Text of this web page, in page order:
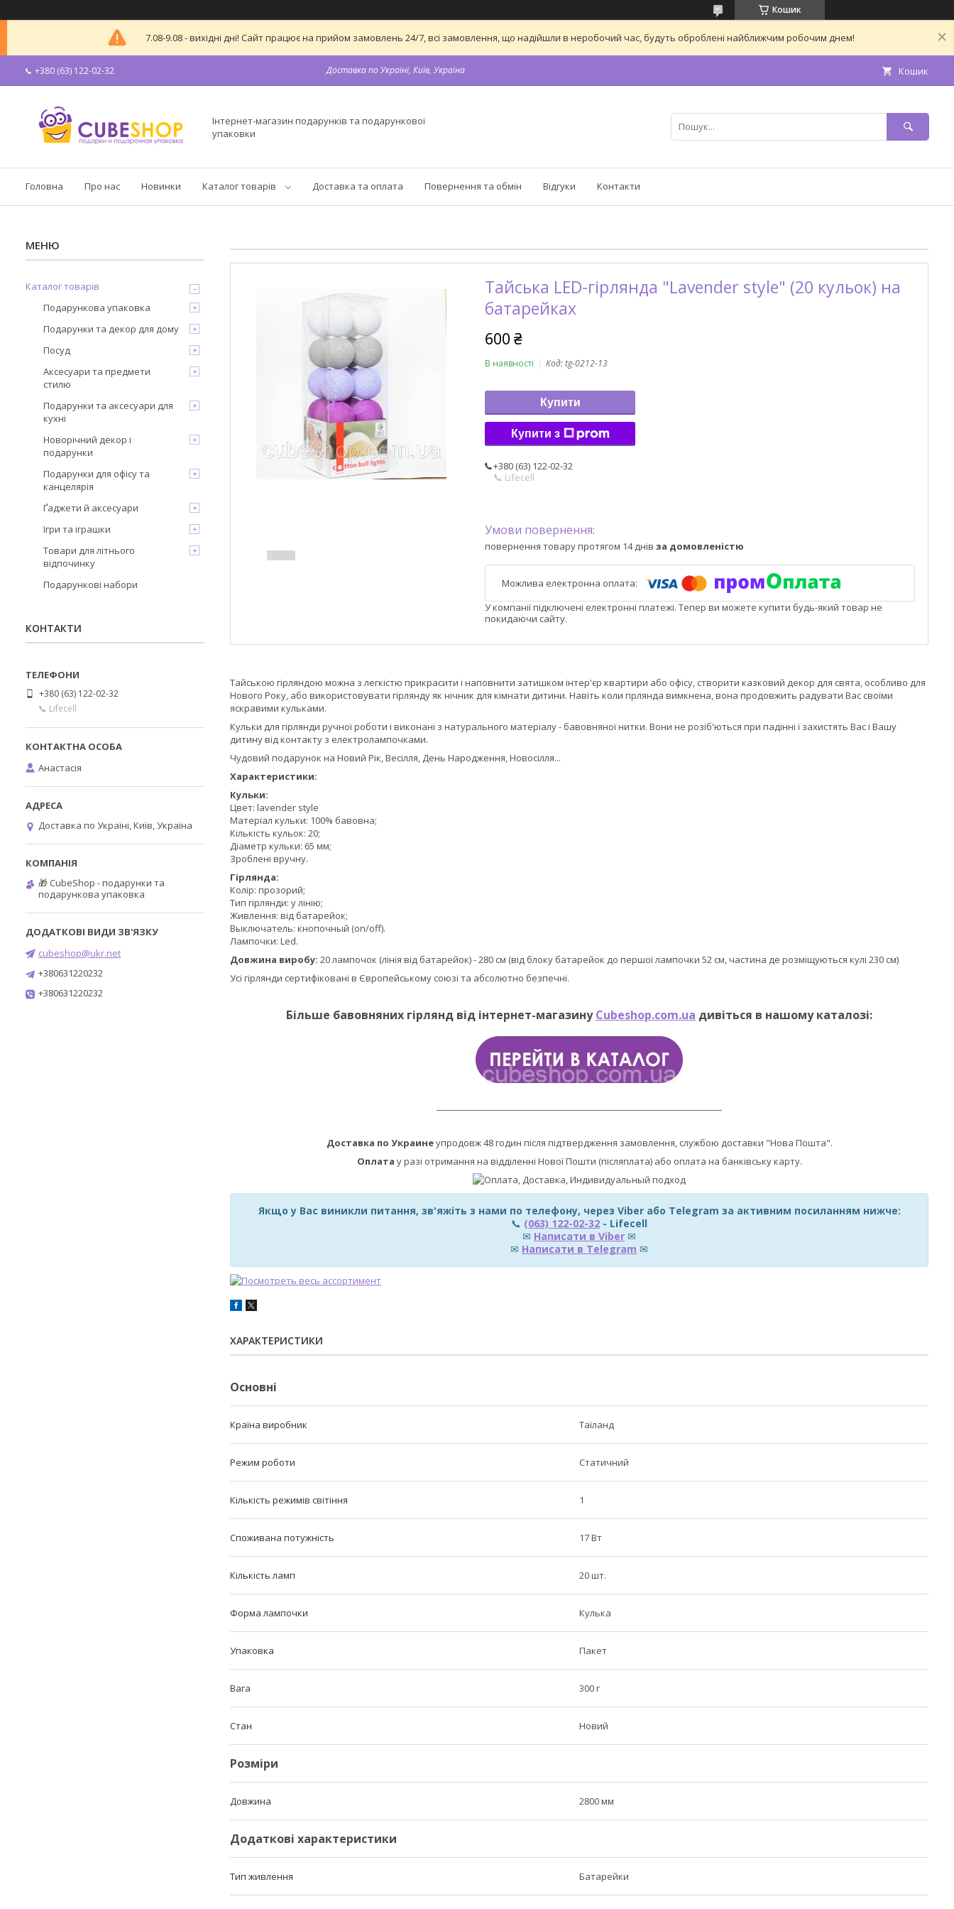
Кошик
7.08-9.08 - вихідні дні! Сайт працює на прийом замовлень 24/7, всі замовлення, що надійшли в неробочий час, будуть оброблені найближчим робочим днем!
+380 (63) 122-02-32 Доставка по Україні, Київ, Україна Кошик
Інтернет-магазин подарунків та подарункової
упаковки
Головна Про нас Новинки Каталог товарів Доставка та оплата Повернення та обмін Відгуки Контакти
Тайська LED-гірлянда "Lavender style" (20 кульок) на
батарейках
600 ₴
В наявності Код:tg-0212-13
Купити
Купити з
+380 (63) 122-02-32
📞 Lifecell
повернення товару протягом 14 днів за домовленістю
У компанії підключені електронні платежі. Тепер ви можете купити будь-який товар не
покидаючи сайту.
Тайською гірляндою можна з легкістю прикрасити і наповнити затишком інтер'єр квартири або офісу, створити казковий декор для свята, особливо для
Нового Року, або використовувати гірлянду як нічник для кімнати дитини. Навіть коли гірлянда вимкнена, вона продовжить радувати Вас своїми
яскравими кульками.
Кульки для гірлянди ручної роботи і виконані з натурального матеріалу - бавовняної нитки. Вони не розіб'ються при падінні і захистять Вас і Вашу
дитину від контакту з електролампочками.
Чудовий подарунок на Новий Рік, Весілля, День Народження, Новосілля...
Характеристики:
Кульки:
Цвет: lavender style
Матеріал кульки: 100% бавовна;
Кількість кульок: 20;
Діаметр кульки: 65 мм;
Зроблені вручну.
Гірлянда:
Колір: прозорий;
Тип гірлянди: у лінію;
Живлення: від батарейок;
Выключатель: кнопочный (on/off).
Лампочки: Led.
Довжина виробу: 20 лампочок (лінія від батарейок) - 280 см (від блоку батарейок до першої лампочки 52 см, частина де розміщуються кулі 230 см)
Усі гірлянди сертифіковані в Європейському союзі та абсолютно безпечні.
Більше бавовняних гірлянд від інтернет-магазинуCubeshop.com.ua дивіться в нашому каталозі:
Доставка по Украинеупродовж 48 годин після підтвердження замовлення, службою доставки "Нова Пошта".
Оплата у разі отримання на відділенні Нової Пошти (післяплата) або оплата на банківську карту.
Якщо у Вас виникли питання, зв'яжіть з нами по телефону, через Viber або Telegram за активним посиланням нижче:
📞 (063) 122-02-32 - Lifecell
✉ Написати в Viber ✉
✉ Написати в Telegram ✉
ХАРАКТЕРИСТИКИ
Основні
Країна виробник Таїланд
Режим роботи Статичний
Кількість режимів світіння 1
Споживана потужність 17 Вт
Кількість ламп 20 шт.
Форма лампочки Кулька
Упаковка Пакет
Вага 300 г
Стан Новий
Розміри
Довжина 2800 мм
Додаткові характеристики
Тип живлення Батарейки
Каталог товарів
Подарункова упаковка
Подарунки та декор для дому
Посуд
Аксесуари та предмети
стилю
Подарунки та аксесуари для
кухні
Новорічний декор і
подарунки
Подарунки для офісу та
канцелярія
Ґаджети й аксесуари
Ігри та іграшки
Товари для літнього
відпочинку
Подарункові набори
КОНТАКТИ
+380 (63) 122-02-32
📞 Lifecell
Анастасія
Доставка по Україні, Київ, Україна
🎁 CubeShop - подарунки та
подарункова упаковка
cubeshop@ukr.net
+380631220232
+380631220232